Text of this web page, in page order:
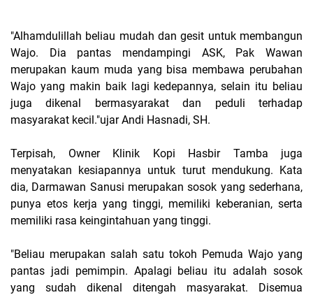
"Alhamdulillah beliau mudah dan gesit untuk membangun
Wajo. Dia pantas mendampingi ASK, Pak Wawan
merupakan kaum muda yang bisa membawa perubahan
Wajo yang makin baik lagi kedepannya, selain itu beliau
juga dikenal bermasyarakat dan peduli terhadap
masyarakat kecil."ujar Andi Hasnadi, SH.
Terpisah, Owner Klinik Kopi Hasbir Tamba juga
menyatakan kesiapannya untuk turut mendukung. Kata
dia, Darmawan Sanusi merupakan sosok yang sederhana,
punya etos kerja yang tinggi, memiliki keberanian, serta
memiliki rasa keingintahuan yang tinggi.
"Beliau merupakan salah satu tokoh Pemuda Wajo yang
pantas jadi pemimpin. Apalagi beliau itu adalah sosok
yang sudah dikenal ditengah masyarakat. Disemua